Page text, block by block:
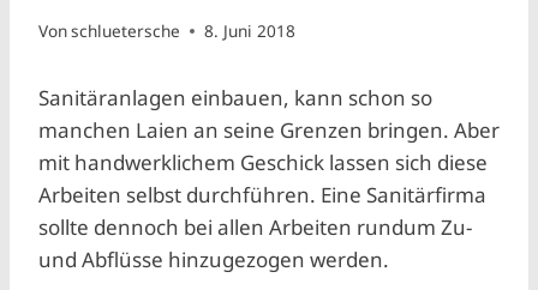
Vonschluetersche 8. Juni 2018
Sanitäranlagen einbauen, kann schon so
manchen Laien an seine Grenzen bringen. Aber
mit handwerklichem Geschick lassen sich diese
Arbeiten selbst durchführen. Eine Sanitärfirma
sollte dennoch bei allen Arbeiten rundum Zu-
und Abflüsse hinzugezogen werden.